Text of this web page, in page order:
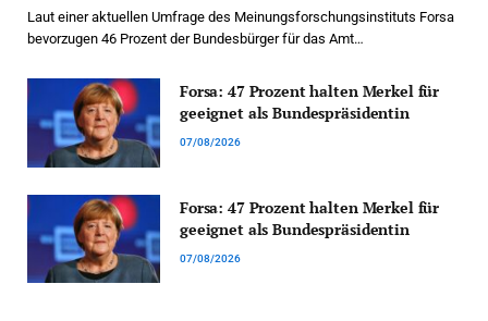
Laut einer aktuellen Umfrage des Meinungsforschungsinstituts Forsa
bevorzugen 46 Prozent der Bundesbürger für das Amt…
Forsa: 47 Prozent halten Merkel für
geeignet als Bundespräsidentin
07/08/2026
Forsa: 47 Prozent halten Merkel für
geeignet als Bundespräsidentin
07/08/2026